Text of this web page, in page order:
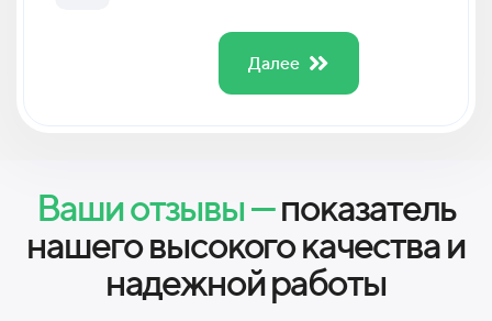
Далее
Ваши отзывы —показатель
нашего высокого качества и
надежной работы